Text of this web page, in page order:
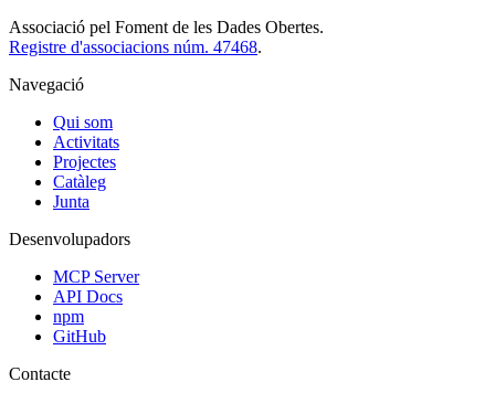
Associació pel Foment de les Dades Obertes.
Registre d'associacions núm. 47468.
Navegació
Qui som
Activitats
Projectes
Catàleg
Junta
Desenvolupadors
MCP Server
API Docs
npm
GitHub
Contacte